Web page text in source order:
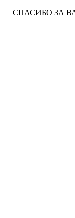
СПАСИБО ЗА